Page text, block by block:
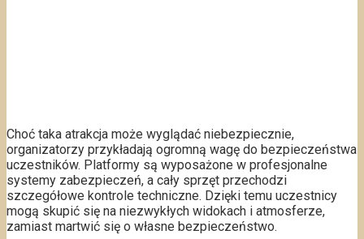
Choć taka atrakcja może wyglądać niebezpiecznie,
organizatorzy przykładają ogromną wagę do bezpieczeństwa
uczestników. Platformy są wyposażone w profesjonalne
systemy zabezpieczeń, a cały sprzęt przechodzi
szczegółowe kontrole techniczne. Dzięki temu uczestnicy
mogą skupić się na niezwykłych widokach i atmosferze,
zamiast martwić się o własne bezpieczeństwo.